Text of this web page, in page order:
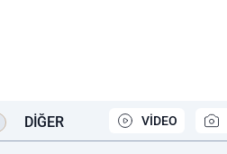
DIĞER VİDEO